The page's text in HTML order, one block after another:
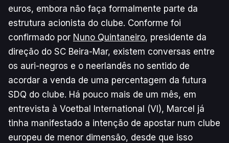
euros, embora não faça formalmente parte da
estrutura acionista do clube. Conforme foi
confirmado por Nuno Quintaneiro, presidente da
direção do SC Beira-Mar, existem conversas entre
os auri-negros e o neerlandês no sentido de
acordar a venda de uma percentagem da futura
SDQ do clube. Há pouco mais de um mês, em
entrevista à Voetbal International (VI), Marcel já
tinha manifestado a intenção de apostar num clube
europeu de menor dimensão, desde que isso